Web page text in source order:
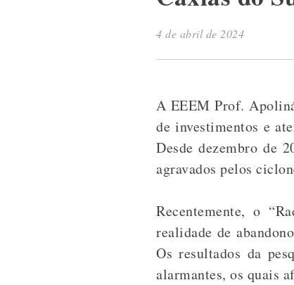
4 de abril de 2024
A EEEM Prof.
de investimentos e
Desde dezembro de
agravados pelos
Recentemente, o
realidade de
Os resultados da
alarmantes, os quais